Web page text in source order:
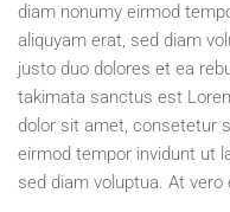
diam nonumy eirmod
aliquyam erat, sed diam
justo duo dolores et ea
takimata sanctus est
dolor sit amet, consetetur
eirmod tempor invidunt ut
sed diam voluptua. At